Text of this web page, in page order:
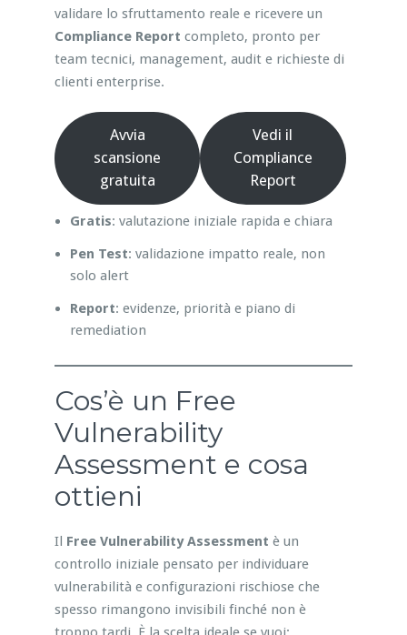
validare lo sfruttamento reale e ricevere un
Compliance Report completo, pronto per
team tecnici, management, audit e richieste di
clienti enterprise.
Avvia
scansione
gratuita
Vedi il
Compliance
Report
Gratis: valutazione iniziale rapida e chiara
Pen Test: validazione impatto reale, non
solo alert
Report: evidenze, priorità e piano di
remediation
Cos’è un Free
Vulnerability
Assessment e cosa
ottieni
Il Free Vulnerability Assessment è un
controllo iniziale pensato per individuare
vulnerabilità e configurazioni rischiose che
spesso rimangono invisibili finché non è